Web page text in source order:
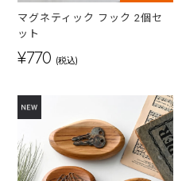
マグネティック フック 2個セ
ット
¥770 (税込)